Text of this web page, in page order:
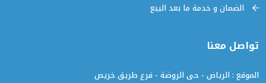
الضمان و خدمة ما بعد البيع
تواصل معنا
الموقع : الرياض - حى الروضة - فرع طريق خريص